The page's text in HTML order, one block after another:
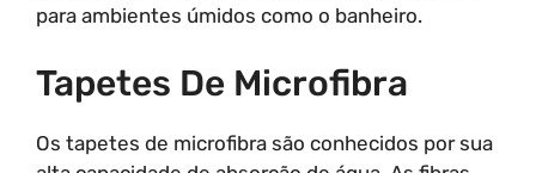
para ambientes úmidos como o banheiro.
Tapetes De Microfibra
Os tapetes de microfibra são conhecidos por sua